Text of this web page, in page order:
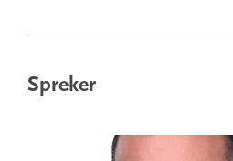
Spreker